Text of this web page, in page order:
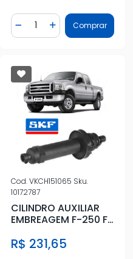
Diminuir Quantidade
Quantidade
AdicionarComprar
Cod.VKCH151065 Sku.
10172787
CILINDRO AUXILIAR
EMBREAGEM F-250 F-
R$ 231,65